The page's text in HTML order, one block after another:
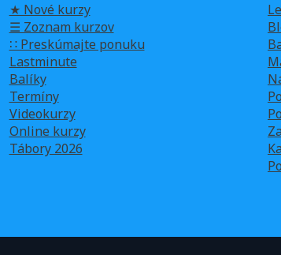
★ Nové kurzy
☰ Zoznam kurzov
∷ Preskúmajte ponuku
Lastminute
Balíky
Termíny
Videokurzy
Online kurzy
Tábory 2026